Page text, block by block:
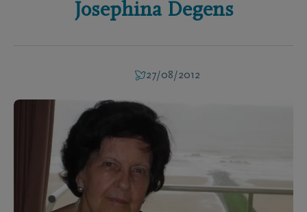
Josephina Degens
27/08/2012